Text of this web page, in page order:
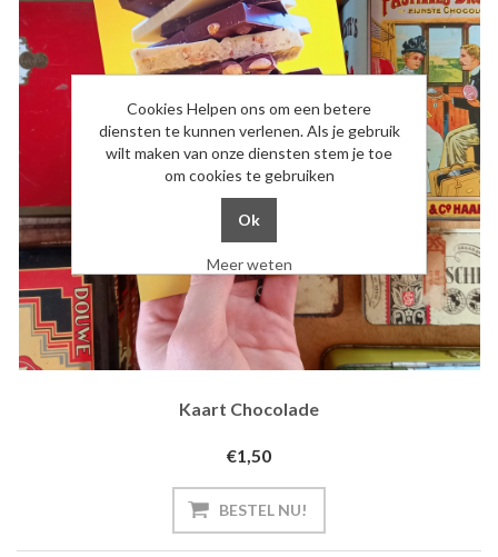
Kaart Chocolade
€1,50
BESTEL NU!
Cookies Helpen ons om een betere
diensten te kunnen verlenen. Als je gebruik
wilt maken van onze diensten stem je toe
om cookies te gebruiken
Meer weten